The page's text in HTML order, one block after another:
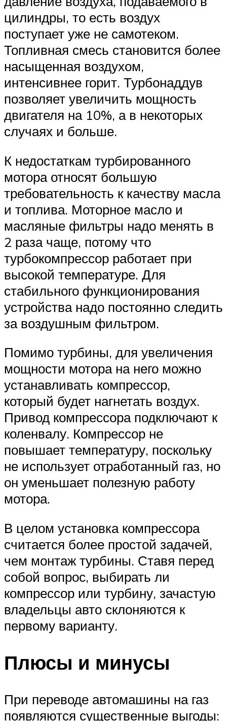
цилиндры, то есть воздух
поступает уже не самотеком.
Топливная смесь становится более
насыщенная воздухом,
интенсивнее горит. Турбонаддув
позволяет увеличить мощность
двигателя на 10%, а в некоторых
случаях и больше.
К недостаткам турбированного
мотора относят большую
требовательность к качеству масла
и топлива. Моторное масло и
масляные фильтры надо менять в
2 раза чаще, потому что
турбокомпрессор работает при
высокой температуре. Для
стабильного функционирования
устройства надо постоянно следить
за воздушным фильтром.
Помимо турбины, для увеличения
мощности мотора на него можно
устанавливать компрессор,
который будет нагнетать воздух.
Привод компрессора подключают к
коленвалу. Компрессор не
повышает температуру, поскольку
не использует отработанный газ, но
он уменьшает полезную работу
мотора.
В целом установка компрессора
считается более простой задачей,
чем монтаж турбины. Ставя перед
собой вопрос, выбирать ли
компрессор или турбину, зачастую
владельцы авто склоняются к
первому варианту.
Плюсы и минусы
При переводе автомашины на газ
появляются существенные выгоды: